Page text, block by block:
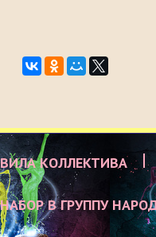
КОЛЛЕКТИВА
НАБОР В ГРУППУ